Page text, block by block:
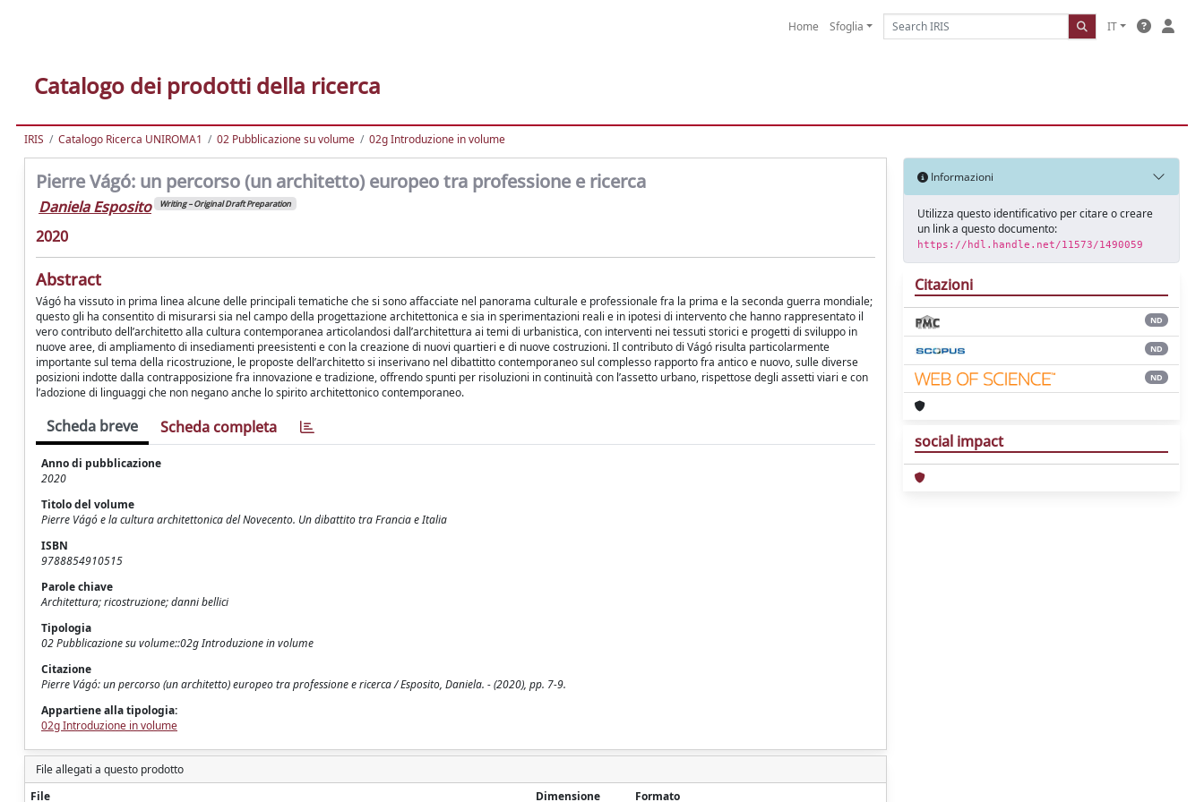
Home Sfoglia IT
Catalogo dei prodotti della ricerca
IRIS Catalogo Ricerca UNIROMA1 02 Pubblicazione su volume 02g Introduzione in volume
Pierre Vágó: un percorso (un architetto) europeo tra professione e ricerca
Daniela Esposito Writing – Original Draft Preparation
2020
Abstract
Vágó ha vissuto in prima linea alcune delle principali tematiche che si sono affacciate nel panorama culturale e professionale fra la prima e la seconda guerra mondiale;
questo gli ha consentito di misurarsi sia nel campo della progettazione architettonica e sia in sperimentazioni reali e in ipotesi di intervento che hanno rappresentato il
vero contributo dell’architetto alla cultura contemporanea articolandosi dall’architettura ai temi di urbanistica, con interventi nei tessuti storici e progetti di sviluppo in
nuove aree, di ampliamento di insediamenti preesistenti e con la creazione di nuovi quartieri e di nuove costruzioni. Il contributo di Vágó risulta particolarmente
importante sul tema della ricostruzione, le proposte dell’architetto si inserivano nel dibattitto contemporaneo sul complesso rapporto fra antico e nuovo, sulle diverse
posizioni indotte dalla contrapposizione fra innovazione e tradizione, offrendo spunti per risoluzioni in continuità con l’assetto urbano, rispettose degli assetti viari e con
l’adozione di linguaggi che non negano anche lo spirito architettonico contemporaneo.
Scheda breve Scheda completa
Anno di pubblicazione
2020
Titolo del volume
Pierre Vágó e la cultura architettonica del Novecento. Un dibattito tra Francia e Italia
ISBN
9788854910515
Parole chiave
Architettura; ricostruzione; danni bellici
Tipologia
02 Pubblicazione su volume::02g Introduzione in volume
Citazione
Pierre Vágó: un percorso (un architetto) europeo tra professione e ricerca / Esposito, Daniela. - (2020), pp. 7-9.
Appartiene alla tipologia:
02g Introduzione in volume
File allegati a questo prodotto
File
Dimensione Formato
Informazioni
Utilizza questo identificativo per citare o creare
un link a questo documento:
https://hdl.handle.net/11573/1490059
Citazioni
ND
ND
ND
social impact